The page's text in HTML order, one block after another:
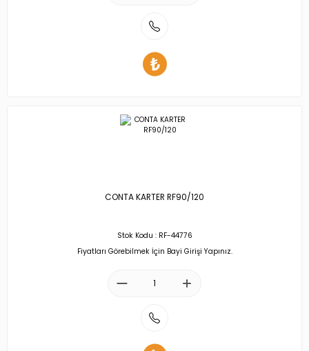
CONTA KARTER RF90/120
Stok Kodu : RF-44776
Fiyatları Görebilmek İçin Bayi Girişi Yapınız.